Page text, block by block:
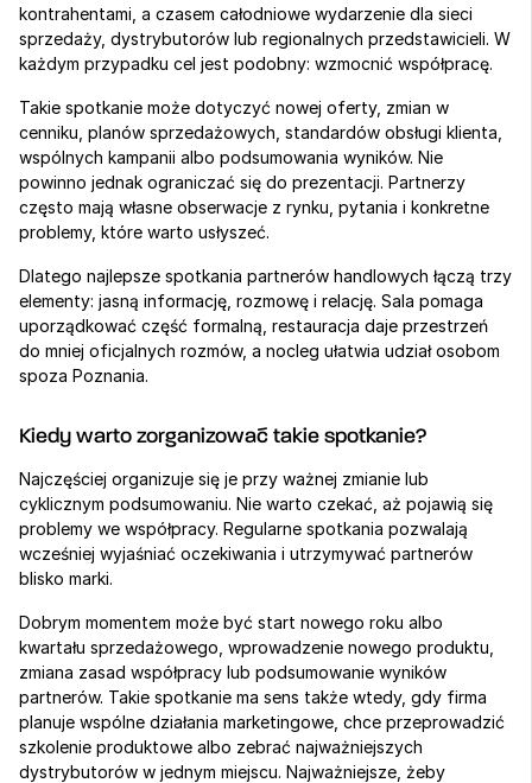
kontrahentami, a czasem całodniowe wydarzenie dla sieci
sprzedaży, dystrybutorów lub regionalnych przedstawicieli. W
każdym przypadku cel jest podobny: wzmocnić współpracę.
Takie spotkanie może dotyczyć nowej oferty, zmian w
cenniku, planów sprzedażowych, standardów obsługi klienta,
wspólnych kampanii albo podsumowania wyników. Nie
powinno jednak ograniczać się do prezentacji. Partnerzy
często mają własne obserwacje z rynku, pytania i konkretne
problemy, które warto usłyszeć.
Dlatego najlepsze spotkania partnerów handlowych łączą trzy
elementy: jasną informację, rozmowę i relację. Sala pomaga
uporządkować część formalną, restauracja daje przestrzeń
do mniej oficjalnych rozmów, a nocleg ułatwia udział osobom
spoza Poznania.
Kiedy warto zorganizować takie spotkanie?
Najczęściej organizuje się je przy ważnej zmianie lub
cyklicznym podsumowaniu. Nie warto czekać, aż pojawią się
problemy we współpracy. Regularne spotkania pozwalają
wcześniej wyjaśniać oczekiwania i utrzymywać partnerów
blisko marki.
Dobrym momentem może być start nowego roku albo
kwartału sprzedażowego, wprowadzenie nowego produktu,
zmiana zasad współpracy lub podsumowanie wyników
partnerów. Takie spotkanie ma sens także wtedy, gdy firma
planuje wspólne działania marketingowe, chce przeprowadzić
szkolenie produktowe albo zebrać najważniejszych
dystrybutorów w jednym miejscu. Najważniejsze, żeby